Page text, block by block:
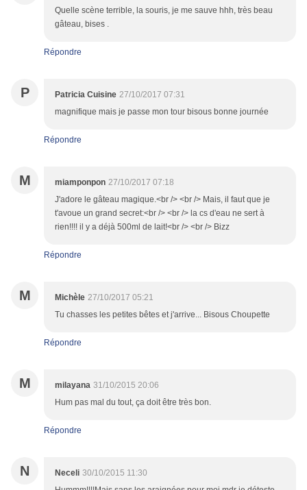
Quelle scène terrible, la souris, je me sauve hhh, très beau
gâteau, bises .
Répondre
P Patricia Cuisine 27/10/2017 07:31
magnifique mais je passe mon tour bisous bonne journée
Répondre
M miamponpon 27/10/2017 07:18
J'adore le gâteau magique.<br /> <br /> Mais, il faut que je
t'avoue un grand secret:<br /> <br /> la cs d'eau ne sert à
rien!!!! il y a déjà 500ml de lait!<br /> <br /> Bizz
Répondre
M Michèle 27/10/2017 05:21
Tu chasses les petites bêtes et j'arrive... Bisous Choupette
Répondre
M milayana 31/10/2015 20:06
Hum pas mal du tout, ça doit être très bon.
Répondre
N Neceli 30/10/2015 11:30